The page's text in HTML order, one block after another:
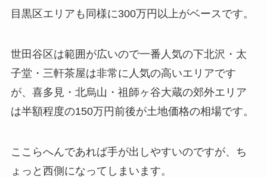
目黒区エリアも同様に300万円以上がベースです。
世田谷区は範囲が広いので一番人気の下北沢・太
子堂・三軒茶屋は非常に人気の高いエリアです
が、喜多見・北烏山・祖師ヶ谷大蔵の郊外エリア
は半額程度の150万円前後が土地価格の相場です。
ここらへんであれば手が出しやすいのですが、ち
ょっと西側になってしまいます。